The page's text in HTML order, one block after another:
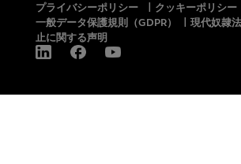
プライバシーポリシー
クッキーポリシー
一般データ保護規則（GDPR）
現代奴隷
止に関する声明